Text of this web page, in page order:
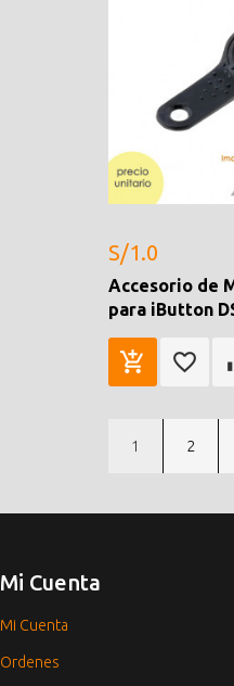
S/1.0
Accesorio de
para iButton
1 2
Mi Cuenta
Mi Cuenta
Ordenes